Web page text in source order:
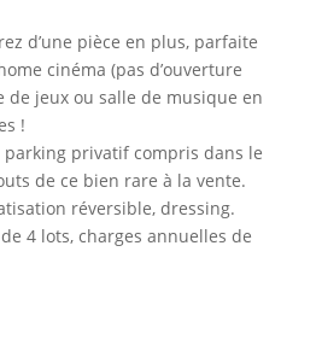
d’une pièce en plus, parfaite
cinéma (pas d’ouverture
de jeux ou salle de musique en
!
privatif compris dans le
de ce bien rare à la vente.
réversible, dressing.
4 lots, charges annuelles de